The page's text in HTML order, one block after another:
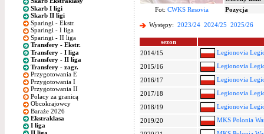
Skarb I ligi
Skarb II ligi
Sparingi - Ekstr.
Sparingi - I liga
Sparingi - II liga
Transfery - Ekstr.
Transfery - I liga
Transfery - II liga
Transfery - zagr.
Przygotowania E
Przygotowania I
Przygotowania II
Polacy za granicą
Obcokrajowcy
Baraże 2026
Ekstraklasa
I liga
Fot: CWKS Resovia Pozycja
Występy: 2023/24 2024/25 2025/26
sezon
2014/15
Legionovia
2015/16
Legionovia
2016/17
Legionovia
2017/18
Legionovia
2018/19
Legionovia
2019/20
MKS Polonia